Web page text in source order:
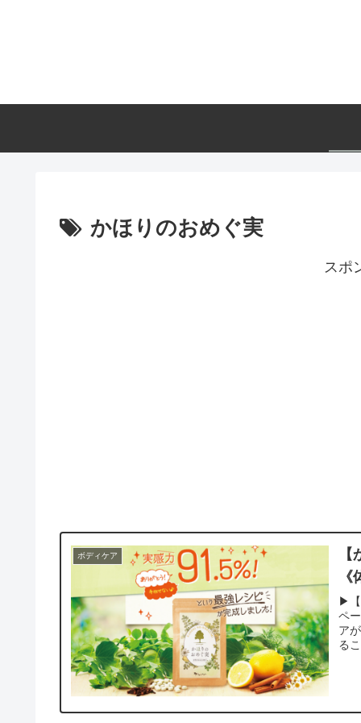
かほりのおめぐ実
スポ
ボディケア
▶【
ペ
ア
る